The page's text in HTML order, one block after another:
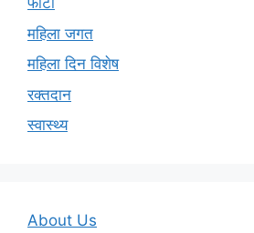
महिला दिन विशेष
स्वास्थ्य